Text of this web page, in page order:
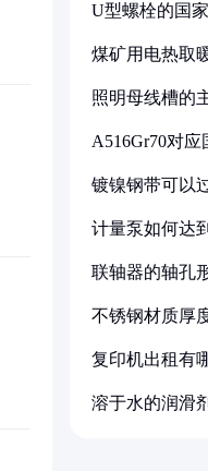
U型螺栓的国
煤矿用电热取
照明母线槽的
A516Gr70对
镀镍钢带可以
计量泵如何达
联轴器的轴孔
不锈钢材质厚
复印机出租有
溶于水的润滑